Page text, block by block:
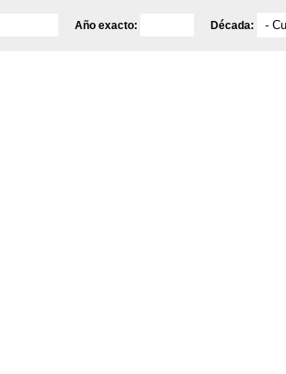
Año exacto: Década: